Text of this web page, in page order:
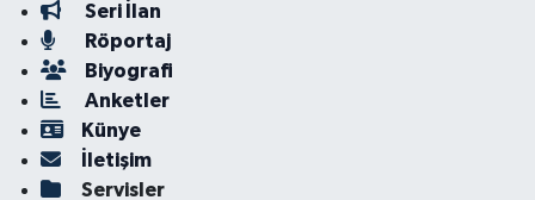
Seri İlan
Röportaj
Biyografi
Anketler
Künye
İletişim
Servisler